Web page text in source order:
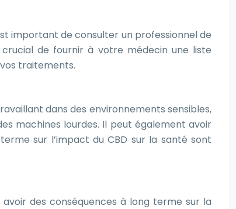
important de consulter un professionnel de
de fournir à votre médecin une liste
traitements.
dans des environnements sensibles,
machines lourdes. Il peut également avoir
sur l’impact du CBD sur la santé sont
des conséquences à long terme sur la